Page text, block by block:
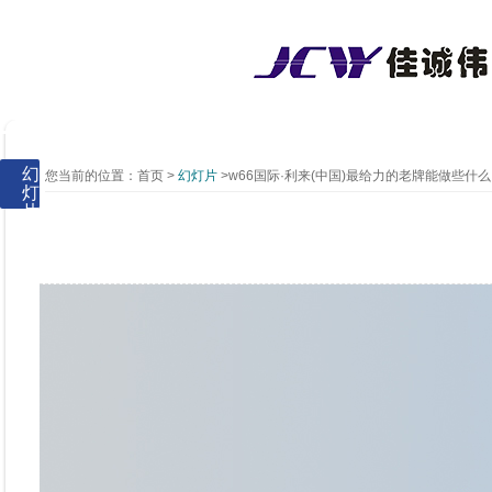
幻
灯
片
您当前的位置： 首页 > 幻灯片 >w66国际·利来(中国)最给力的老牌能做些什么